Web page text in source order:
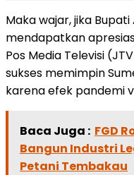
Maka wajar, jika
mendapatkan
Pos Media Televisi
sukses memimpin
karena efek pandemi
Baca Juga : FGD
Bangun Industri
Petani Tembakau